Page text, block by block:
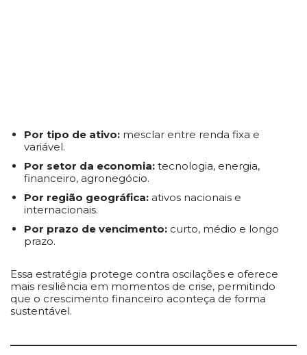
Por tipo de ativo: mesclar entre renda fixa e
variável.
Por setor da economia: tecnologia, energia,
financeiro, agronegócio.
Por região geográfica: ativos nacionais e
internacionais.
Por prazo de vencimento: curto, médio e longo
prazo.
Essa estratégia protege contra oscilações e oferece
mais resiliência em momentos de crise, permitindo
que o crescimento financeiro aconteça de forma
sustentável.